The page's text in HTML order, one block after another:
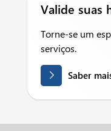
Valide suas
Torne-se um
serviços.
Saber